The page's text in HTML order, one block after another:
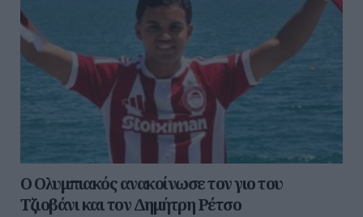
O Ολυμπιακός ανακοίνωσε τον γιο του
Τζιοβάνι και τον Δημήτρη Ρέτσο